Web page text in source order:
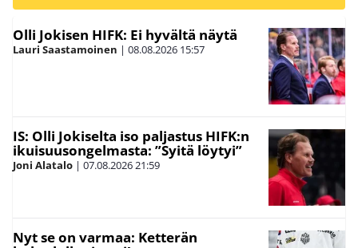
Olli Jokisen HIFK: Ei hyvältä näytä
Lauri Saastamoinen | 08.08.2026 15:57
IS: Olli Jokiselta iso paljastus HIFK:n
ikuisuusongelmasta: ”Syitä löytyi”
Joni Alatalo | 07.08.202621:59
Nyt se on varmaa: Ketterän